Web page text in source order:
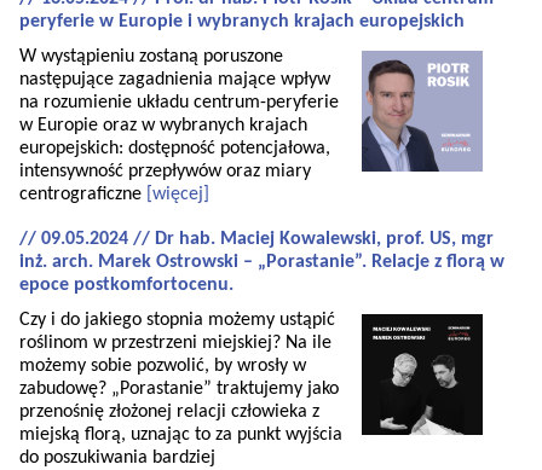
peryferie w Europie i wybranych krajach europejskich
W wystąpieniu zostaną poruszone
następujące zagadnienia mające wpływ
na rozumienie układu centrum-peryferie
w Europie oraz w wybranych krajach
europejskich: dostępność potencjałowa,
intensywność przepływów oraz miary
centrograficzne [więcej]
// 09.05.2024 // Dr hab. Maciej Kowalewski, prof. US, mgr
inż. arch. Marek Ostrowski – „Porastanie”. Relacje z florą w
epoce postkomfortocenu.
Czy i do jakiego stopnia możemy ustąpić
roślinom w przestrzeni miejskiej? Na ile
możemy sobie pozwolić, by wrosły w
zabudowę? „Porastanie” traktujemy jako
przenośnię złożonej relacji człowieka z
miejską florą, uznając to za punkt wyjścia
do poszukiwania bardziej